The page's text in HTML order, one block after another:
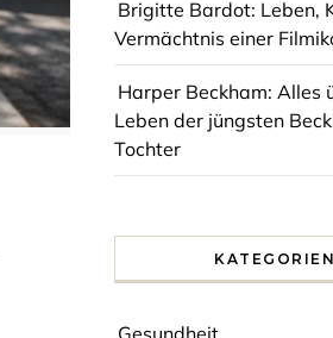
Brigitte Bardot: Leben,
Vermächtnis einer
Harper Beckham: Alles
Leben der jüngsten
Tochter
KATEGORIEN
Gesundheit